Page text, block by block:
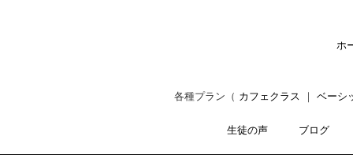
ホ
各種プラン（ カフェクラス ｜ ベーシ
生徒の声 ブログ